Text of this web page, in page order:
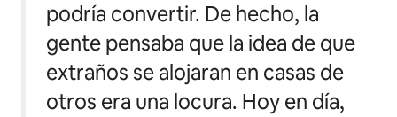
podría convertir. De hecho, la
gente pensaba que la idea de que
extraños se alojaran en casas de
otros era una locura. Hoy en día,